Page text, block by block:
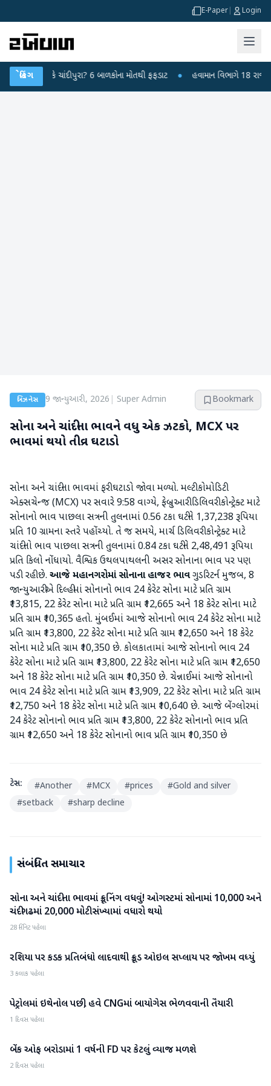
E-Paper Login
બ્રેકિંગ
કે ચાંદીપુરા? 6 બાળકોના મોતથી ફફડાટ ● હવામાન વિભાગે 18 રાજ્યો માટે
બિઝનેસ 9 જાન્યુઆરી, 2026 Super Admin Bookmark
સોના અને ચાંદીના ભાવને વધુ એક ઝટકો, MCX પર
ભાવમાં થયો તીવ્ર ઘટાડો
સોના અને ચાંદીના ભાવમાં ફરી ઘટાડો જોવા મળ્યો. મલ્ટી કોમોડિટી
એક્સચેન્જ (MCX) પર સવારે 9:58 વાગ્યે, ફેબ્રુઆરી ડિલિવરી કોન્ટ્રેક્ટ માટે
સોનાનો ભાવ પાછલા સત્રની તુલનામાં 0.56 ટકા ઘટીને 1,37,238 રૂપિયા
પ્રતિ 10 ગ્રામના સ્તરે પહોંચ્યો. તે જ સમયે, માર્ચ ડિલિવરી કોન્ટ્રેક્ટ માટે
ચાંદીનો ભાવ પાછલા સત્રની તુલનામાં 0.84 ટકા ઘટીને 2,48,491 રૂપિયા
પ્રતિ કિલો નોંધાયો. વૈશ્વિક ઉથલપાથલની અસર સોનાના ભાવ પર પણ
પડી રહી છે. આજે મહાનગરોમાં સોનાના હાજર ભાવગુડરિટર્ન મુજબ, 8
જાન્યુઆરીએ દિલ્હીમાં સોનાનો ભાવ 24 કેરેટ સોના માટે પ્રતિ ગ્રામ
₹13,815, 22 કેરેટ સોના માટે પ્રતિ ગ્રામ ₹12,665 અને 18 કેરેટ સોના માટે
પ્રતિ ગ્રામ ₹10,365 હતો. મુંબઈમાં આજે સોનાનો ભાવ 24 કેરેટ સોના માટે
પ્રતિ ગ્રામ ₹13,800, 22 કેરેટ સોના માટે પ્રતિ ગ્રામ ₹12,650 અને 18 કેરેટ
સોના માટે પ્રતિ ગ્રામ ₹10,350 છે. કોલકાતામાં આજે સોનાનો ભાવ 24
કેરેટ સોના માટે પ્રતિ ગ્રામ ₹13,800, 22 કેરેટ સોના માટે પ્રતિ ગ્રામ ₹12,650
અને 18 કેરેટ સોના માટે પ્રતિ ગ્રામ ₹10,350 છે. ચેન્નાઈમાં આજે સોનાનો
ભાવ 24 કેરેટ સોના માટે પ્રતિ ગ્રામ ₹13,909, 22 કેરેટ સોના માટે પ્રતિ ગ્રામ
₹12,750 અને 18 કેરેટ સોના માટે પ્રતિ ગ્રામ ₹10,640 છે. આજે બેંગ્લોરમાં
24 કેરેટ સોનાનો ભાવ પ્રતિ ગ્રામ ₹13,800, 22 કેરેટ સોનાનો ભાવ પ્રતિ
ગ્રામ ₹12,650 અને 18 કેરેટ સોનાનો ભાવ પ્રતિ ગ્રામ ₹10,350 છે
ટેગ્સ: #Another #MCX #prices #Gold and silver
#setback #sharp decline
સંબંધિત સમાચાર
બિઝનેસ
સોના અને ચાંદીના ભાવમાં ક્રૂનિંગ વધવું! ઓગસ્ટમાં સોનામાં 10,000 અને
ચંદીગઢમાં 20,000 મોટી સંખ્યામાં વધારો થયો
28 મિનિટ પહેલા
બિઝનેસ
રશિયા પર કડક પ્રતિબંધો લાદવાથી ક્રૂડ ઓઇલ સપ્લાય પર જોખમ વધ્યું
3 કલાક પહેલા
બિઝનેસ
પેટ્રોલમાં ઇથેનોલ પછી, હવે CNGમાં બાયોગેસ ભેળવવાની તૈયારી
1 દિવસ પહેલા
બિઝનેસ
બેંક ઓફ બરોડામાં 1 વર્ષની FD પર કેટલું વ્યાજ મળશે
2 દિવસ પહેલા